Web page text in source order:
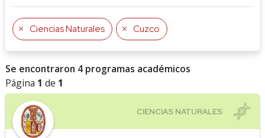
Ciencias Naturales Cuzco
Se encontraron 4 programas académicos
Página 1 de 1